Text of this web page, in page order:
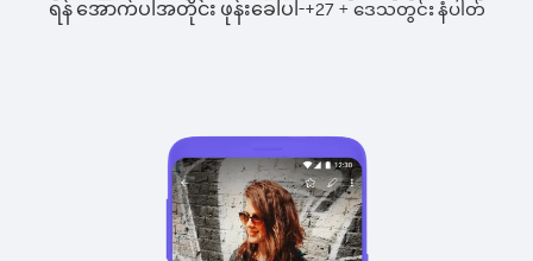
ရန် အောက်ပါအတိုင်း ဖုန်းခေါ်ပါ-+27+ဒေသတွင်း နံပါတ်